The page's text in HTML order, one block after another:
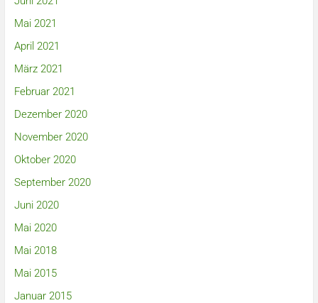
Mai 2021
April 2021
März 2021
Februar 2021
Dezember 2020
November 2020
Oktober 2020
September 2020
Juni 2020
Mai 2020
Mai 2018
Mai 2015
Januar 2015